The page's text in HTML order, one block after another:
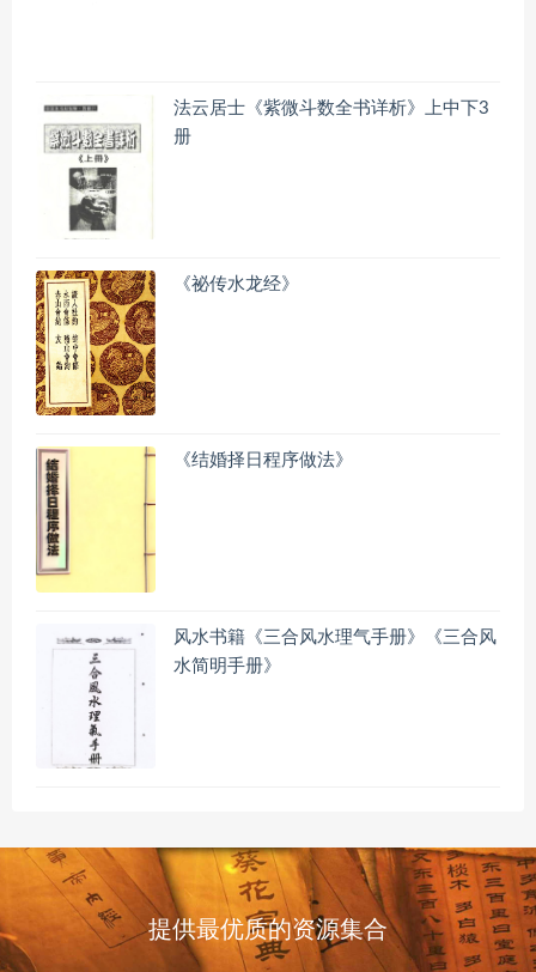
法云居士《紫微斗数全书详析》上中下3
册
《祕传水龙经》
《结婚择日程序做法》
风水书籍《三合风水理气手册》《三合风
水简明手册》
提供最优质的资源集合